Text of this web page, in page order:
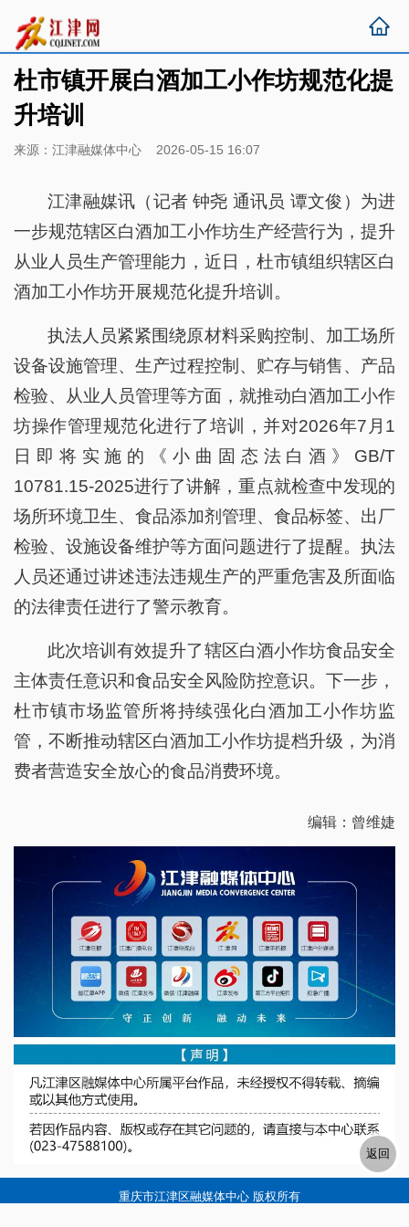
杜市镇开展白酒加工小作坊规范化提
升培训
来源：江津融媒体中心 2026-05-15 16:07
江津融媒讯（记者 钟尧 通讯员 谭文俊）为进
一步规范辖区白酒加工小作坊生产经营行为，提升
从业人员生产管理能力，近日，杜市镇组织辖区白
酒加工小作坊开展规范化提升培训。
执法人员紧紧围绕原材料采购控制、加工场所
设备设施管理、生产过程控制、贮存与销售、产品
检验、从业人员管理等方面，就推动白酒加工小作
坊操作管理规范化进行了培训，并对2026年7月1
日即将实施的《小曲固态法白酒》GB/T
10781.15-2025进行了讲解，重点就检查中发现的
场所环境卫生、食品添加剂管理、食品标签、出厂
检验、设施设备维护等方面问题进行了提醒。执法
人员还通过讲述违法违规生产的严重危害及所面临
的法律责任进行了警示教育。
此次培训有效提升了辖区白酒小作坊食品安全
主体责任意识和食品安全风险防控意识。下一步，
杜市镇市场监管所将持续强化白酒加工小作坊监
管，不断推动辖区白酒加工小作坊提档升级，为消
费者营造安全放心的食品消费环境。
编辑：曾维婕
重庆市江津区融媒体中心 版权所有